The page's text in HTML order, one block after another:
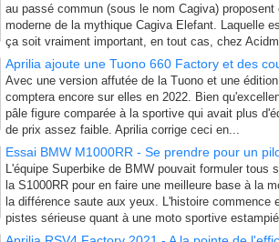
au passé commun (sous le nom Cagiva)
moderne de la mythique Cagiva Elefant. Laquelle
ça soit vraiment important, en tout cas, chez
Aprilia ajoute une Tuono 660 Factory et des
Avec une version affutée de la Tuono et une
comptera encore sur elles en 2022. Bien
pâle figure comparée à la sportive qui avait plus
de prix assez faible. Aprilia corrige ceci en...
Essai BMW M1000RR - Se prendre pour un
L'équipe Superbike de BMW pouvait formuler tous
la S1000RR pour en faire une meilleure base à la
la différence saute aux yeux. L'histoire commence
pistes sérieuse quant à une moto sportive